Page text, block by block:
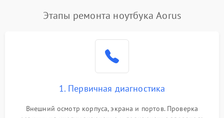
невозможность зарядки,
2500 ₽ Подробнее →
2000 ₽
Перегрев из‑за пыли,
неисправности кулера
Этапы ремонта ноутбука Aorus
1. Первичная диагностика
Внешний осмотр корпуса, экрана и портов. Проверка